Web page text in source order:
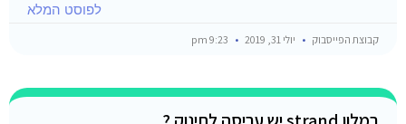
לפוסט המלא
קבוצת הפייסבוק יולי 31, 2019